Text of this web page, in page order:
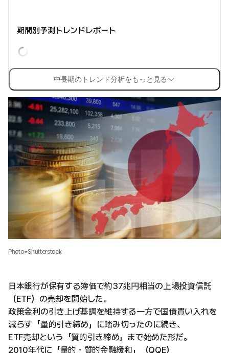
期間別予測トレンドレポート
中長期のトレンド分析をもっと見る
Photo=Shutterstock
日本銀行が保有する簿価で約37兆円相当の上場投資信託
（ETF）の売却を開始した。
政策金利の引き上げ基調を維持する一方で国債買い入れを
減らす「量的引き締め」に踏み切ったのに続き、
ETF売却という「質的引き締め」まで始めた形だ。
2010年代に「量的・質的金融緩和」（QQE）